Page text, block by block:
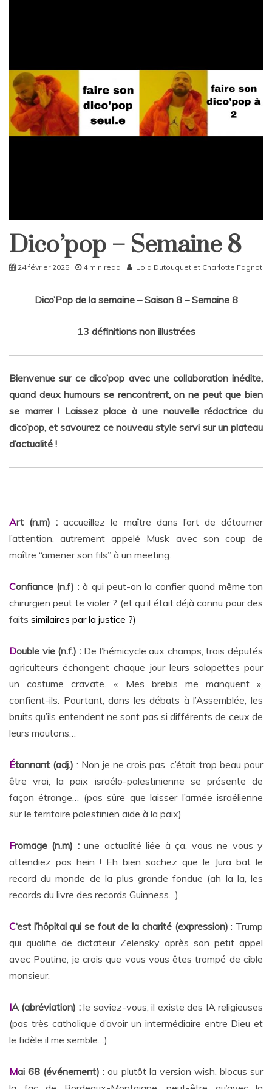
DicoPop
Dico’pop – Semaine 8
24 février 2025 4 min read Lola Dutouquet et Charlotte Fagnot
Dico’Pop de la semaine – Saison 8 – Semaine 8
13 définitions non illustrées
Bienvenue sur ce dico’pop avec une collaboration inédite,
quand deux humours se rencontrent, on ne peut que bien
se marrer ! Laissez place à une nouvelle rédactrice du
dico’pop, et savourez ce nouveau style servi sur un plateau
d’actualité !
Art (n.m) : accueillez le maître dans l’art de détourner
l’attention, autrement appelé Musk avec son coup de
maître “amener son fils” à un meeting.
Confiance (n.f) : à qui peut-on la confier quand même ton
chirurgien peut te violer ? (et qu’il était déjà connu pour des
faits similaires par la justice ?)
Double vie (n.f.) :De l’hémicycle aux champs, trois députés
agriculteurs échangent chaque jour leurs salopettes pour
un costume cravate. « Mes brebis me manquent »,
confient-ils. Pourtant, dans les débats à l’Assemblée, les
bruits qu’ils entendent ne sont pas si différents de ceux de
leurs moutons…
Étonnant (adj.) : Non je ne crois pas, c’était trop beau pour
être vrai, la paix israélo-palestinienne se présente de
façon étrange… (pas sûre que laisser l’armée israélienne
sur le territoire palestinien aide à la paix)
Fromage (n.m) :une actualité liée à ça, vous ne vous y
attendiez pas hein ! Eh bien sachez que le Jura bat le
record du monde de la plus grande fondue (ah la la, les
records du livre des records Guinness…)
C‘est l’hôpital qui se fout de la charité (expression) : Trump
qui qualifie de dictateur Zelensky après son petit appel
avec Poutine, je crois que vous vous êtes trompé de cible
monsieur.
IA (abréviation) :le saviez-vous, il existe des IA religieuses
(pas très catholique d’avoir un intermédiaire entre Dieu et
le fidèle il me semble…)
Mai 68 (événement) : ou plutôt la version wish, blocus sur